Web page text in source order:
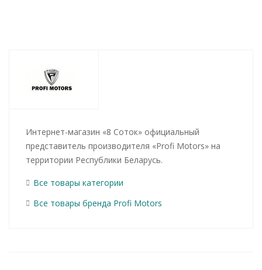
Интернет-магазин «8 Соток» официальный
представитель производителя «Profi Motors» на
территории Республики Беларусь.
Все товары категории
Все товары бренда Profi Motors